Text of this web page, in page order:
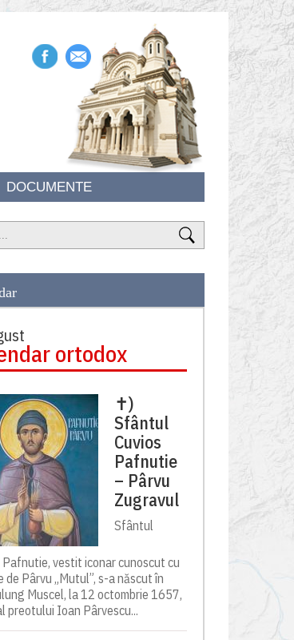
DOCUMENTE
ortodox
✝)
Sfântul
Cuvios
Pafnutie
– Pârvu
Zugravul
Sfântul
Pafnutie, vestit iconar cunoscut cu
de Pârvu „Mutul”, s-a născut în
Muscel, la 12 octombrie 1657,
preotului Ioan Pârvescu...